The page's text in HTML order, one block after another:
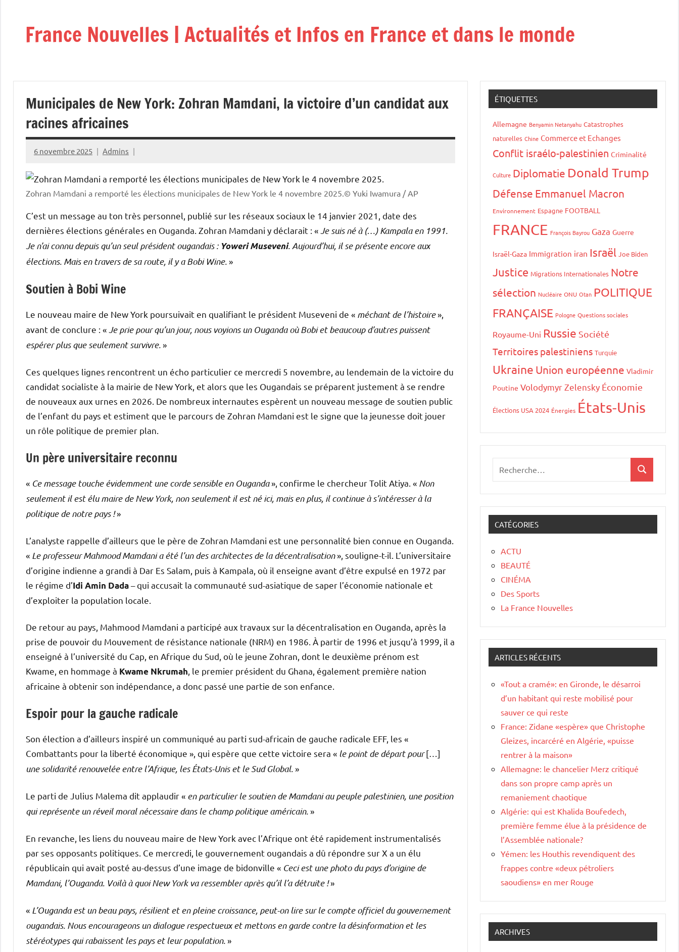
contenuFrance Nouvelles | Actualités et Infos en France et dans le monde
Municipales de New York: Zohran Mamdani, la victoire d’un candidat aux
racines africaines
6 novembre 2025 Admins
Zohran Mamdani a remporté les élections municipales de New York le 4 novembre 2025.© Yuki Iwamura / AP
C’est un message au ton très personnel, publié sur les réseaux sociaux le 14 janvier 2021, date des
dernières élections générales en Ouganda. Zohran Mamdani y déclarait : «Je suis né à (…) Kampala en 1991.
Je n’ai connu depuis qu’un seul président ougandais : Yoweri Museveni. Aujourd’hui, il se présente encore aux
élections. Mais en travers de sa route, il y a Bobi Wine. »
Soutien à Bobi Wine
Le nouveau maire de New York poursuivait en qualifiant le président Museveni de « méchant de l’histoire»,
avant de conclure : «Je prie pour qu’un jour, nous voyions un Ouganda où Bobi et beaucoup d’autres puissent
espérer plus que seulement survivre. »
Ces quelques lignes rencontrent un écho particulier ce mercredi 5 novembre, au lendemain de la victoire du
candidat socialiste à la mairie de New York, et alors que les Ougandais se préparent justement à se rendre
de nouveaux aux urnes en 2026. De nombreux internautes espèrent un nouveau message de soutien public
de l’enfant du pays et estiment que le parcours de Zohran Mamdani est le signe que la jeunesse doit jouer
un rôle politique de premier plan.
Un père universitaire reconnu
« Ce message touche évidemment une corde sensible en Ouganda», confirme le chercheur Tolit Atiya. « Non
seulement il est élu maire de New York, non seulement il est né ici, mais en plus, il continue à s’intéresser à la
politique de notre pays !»
L’analyste rappelle d’ailleurs que le père de Zohran Mamdani est une personnalité bien connue en Ouganda.
« Le professeur Mahmood Mamdani a été l’un des architectes de la décentralisation», souligne-t-il. L’universitaire
d’origine indienne a grandi à Dar Es Salam, puis à Kampala, où il enseigne avant d’être expulsé en 1972 par
le régime d’Idi Amin Dada– qui accusait la communauté sud-asiatique de saper l’économie nationale et
d’exploiter la population locale.
De retour au pays, Mahmood Mamdani a participé aux travaux sur la décentralisation en Ouganda, après la
prise de pouvoir du Mouvement de résistance nationale (NRM) en 1986. À partir de 1996 et jusqu’à 1999, il a
enseigné à l’université du Cap, en Afrique du Sud, où le jeune Zohran, dont le deuxième prénom est
Kwame, en hommage à Kwame Nkrumah , le premier président du Ghana, également première nation
africaine à obtenir son indépendance, a donc passé une partie de son enfance.
Espoir pour la gauche radicale
Son élection a d’ailleurs inspiré un communiqué au parti sud-africain de gauche radicale EFF, les «
Combattants pour la liberté économique », qui espère que cette victoire sera « le point de départ pour[…]
une solidarité renouvelée entre l’Afrique, les États-Unis et le Sud Global. »
Le parti de Julius Malema dit applaudir « en particulier le soutien de Mamdani au peuple palestinien, une position
qui représente un réveil moral nécessaire dans le champ politique américain. »
En revanche, les liens du nouveau maire de New York avec l’Afrique ont été rapidement instrumentalisés
par ses opposants politiques. Ce mercredi, le gouvernement ougandais a dû répondre sur X a un élu
républicain qui avait posté au-dessus d’une image de bidonville « Ceci est une photo du pays d’origine de
Mamdani, l’Ouganda. Voilà à quoi New York va ressembler après qu’il l’a détruite !»
« L’Ouganda est un beau pays, résilient et en pleine croissance, peut-on lire sur le compte officiel du gouvernement
ougandais. Nous encourageons un dialogue respectueux et mettons en garde contre la désinformation et les
stéréotypes qui rabaissent les pays et leur population. »
ÉTIQUETTES
Allemagne Benyamin Netanyahu Catastrophes
naturelles Chine Commerce et Echanges
Conflit israélo-palestinien Criminalité
Culture Diplomatie Donald Trump
Défense Emmanuel Macron
Environnement Espagne FOOTBALL
FRANCE François Bayrou Gaza Guerre
Israël-Gaza Immigration iran Israël Joe Biden
Justice Migrations Internationales Notre
sélection Nucléaire ONU Otan POLITIQUE
FRANÇAISE Pologne Questions sociales
Royaume-Uni Russie Société
Territoires palestiniens Turquie
Ukraine Union européenne Vladimir
Poutine Volodymyr Zelensky Économie
Élections USA 2024 Énergies États-Unis
CATÉGORIES
ACTU
BEAUTÉ
CINÉMA
Des Sports
La France Nouvelles
ARTICLES RÉCENTS
«Tout a cramé»: en Gironde, le désarroi
d’un habitant qui reste mobilisé pour
sauver ce qui reste
France: Zidane «espère» que Christophe
Gleizes, incarcéré en Algérie, «puisse
rentrer à la maison»
Allemagne: le chancelier Merz critiqué
dans son propre camp après un
remaniement chaotique
Algérie: qui est Khalida Boufedech,
première femme élue à la présidence de
l’Assemblée nationale?
Yémen: les Houthis revendiquent des
frappes contre «deux pétroliers
saoudiens» en mer Rouge
ARCHIVES